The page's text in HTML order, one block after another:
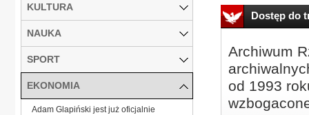
Dostęp do
Archiwum
od 1993
KULTURA
NAUKA
SPORT
EKONOMIA
Adam Glapiński jest już oficjalnie